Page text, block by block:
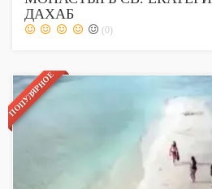
ДАХАБ
(0)
ПОПУЛЯРНОЕ